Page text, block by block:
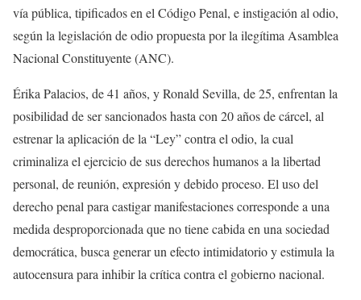
vía pública, tipificados en el Código Penal, e instigación al odio,
según la legislación de odio propuesta por la ilegítima Asamblea
Nacional Constituyente (ANC).
Érika Palacios, de 41 años, y Ronald Sevilla, de 25, enfrentan la
posibilidad de ser sancionados hasta con 20 años de cárcel, al
estrenar la aplicación de la “Ley” contra el odio, la cual
criminaliza el ejercicio de sus derechos humanos a la libertad
personal, de reunión, expresión y debido proceso. El uso del
derecho penal para castigar manifestaciones corresponde a una
medida desproporcionada que no tiene cabida en una sociedad
democrática, busca generar un efecto intimidatorio y estimula la
autocensura para inhibir la crítica contra el gobierno nacional.